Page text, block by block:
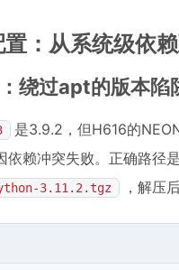
：从系统级依
绕过apt的版本陷
是3.9.2，但H616的
依赖冲突失败。正确路径
3.11.2.tgz ，解压